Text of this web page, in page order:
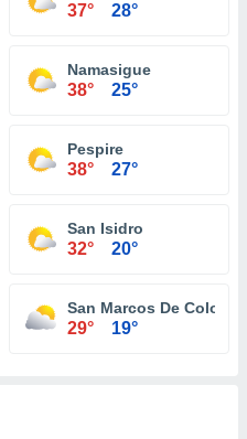
37° 28°
Namasigue
38° 25°
Pespire
38° 27°
San Isidro
32° 20°
San Marcos De Colon
29° 19°